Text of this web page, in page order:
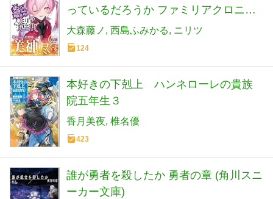
っているだろうか ファミリアクロニク
ル episodeヘイズ (GA文庫)
大森藤ノ 西島ふみかる ニリツ
124
本好きの下剋上 ハンネローレの貴族
院五年生３
香月美夜 椎名優
423
誰が勇者を殺したか 勇者の章 (角川スニ
ーカー文庫)